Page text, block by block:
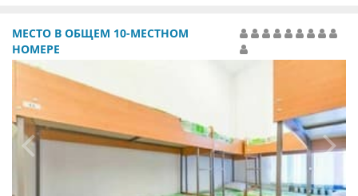
МЕСТО В ОБЩЕМ 10-МЕСТНОМ
НОМЕРЕ